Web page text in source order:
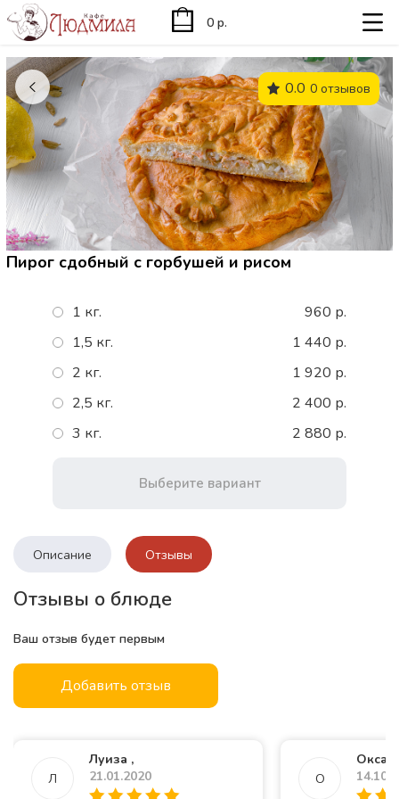
0.0 0 отзывов
Пирог сдобный с горбушей и рисом
1 кг.
960 р.
1,5 кг.
1 440 р.
2 кг.
1 920 р.
2,5 кг.
2 400 р.
3 кг.
2 880 р.
Выберите вариант
Описание Отзывы
Отзывы о блюде
Ваш отзыв будет первым
Добавить отзыв
Л
Луиза ,
21.01.2020
О
0 р.